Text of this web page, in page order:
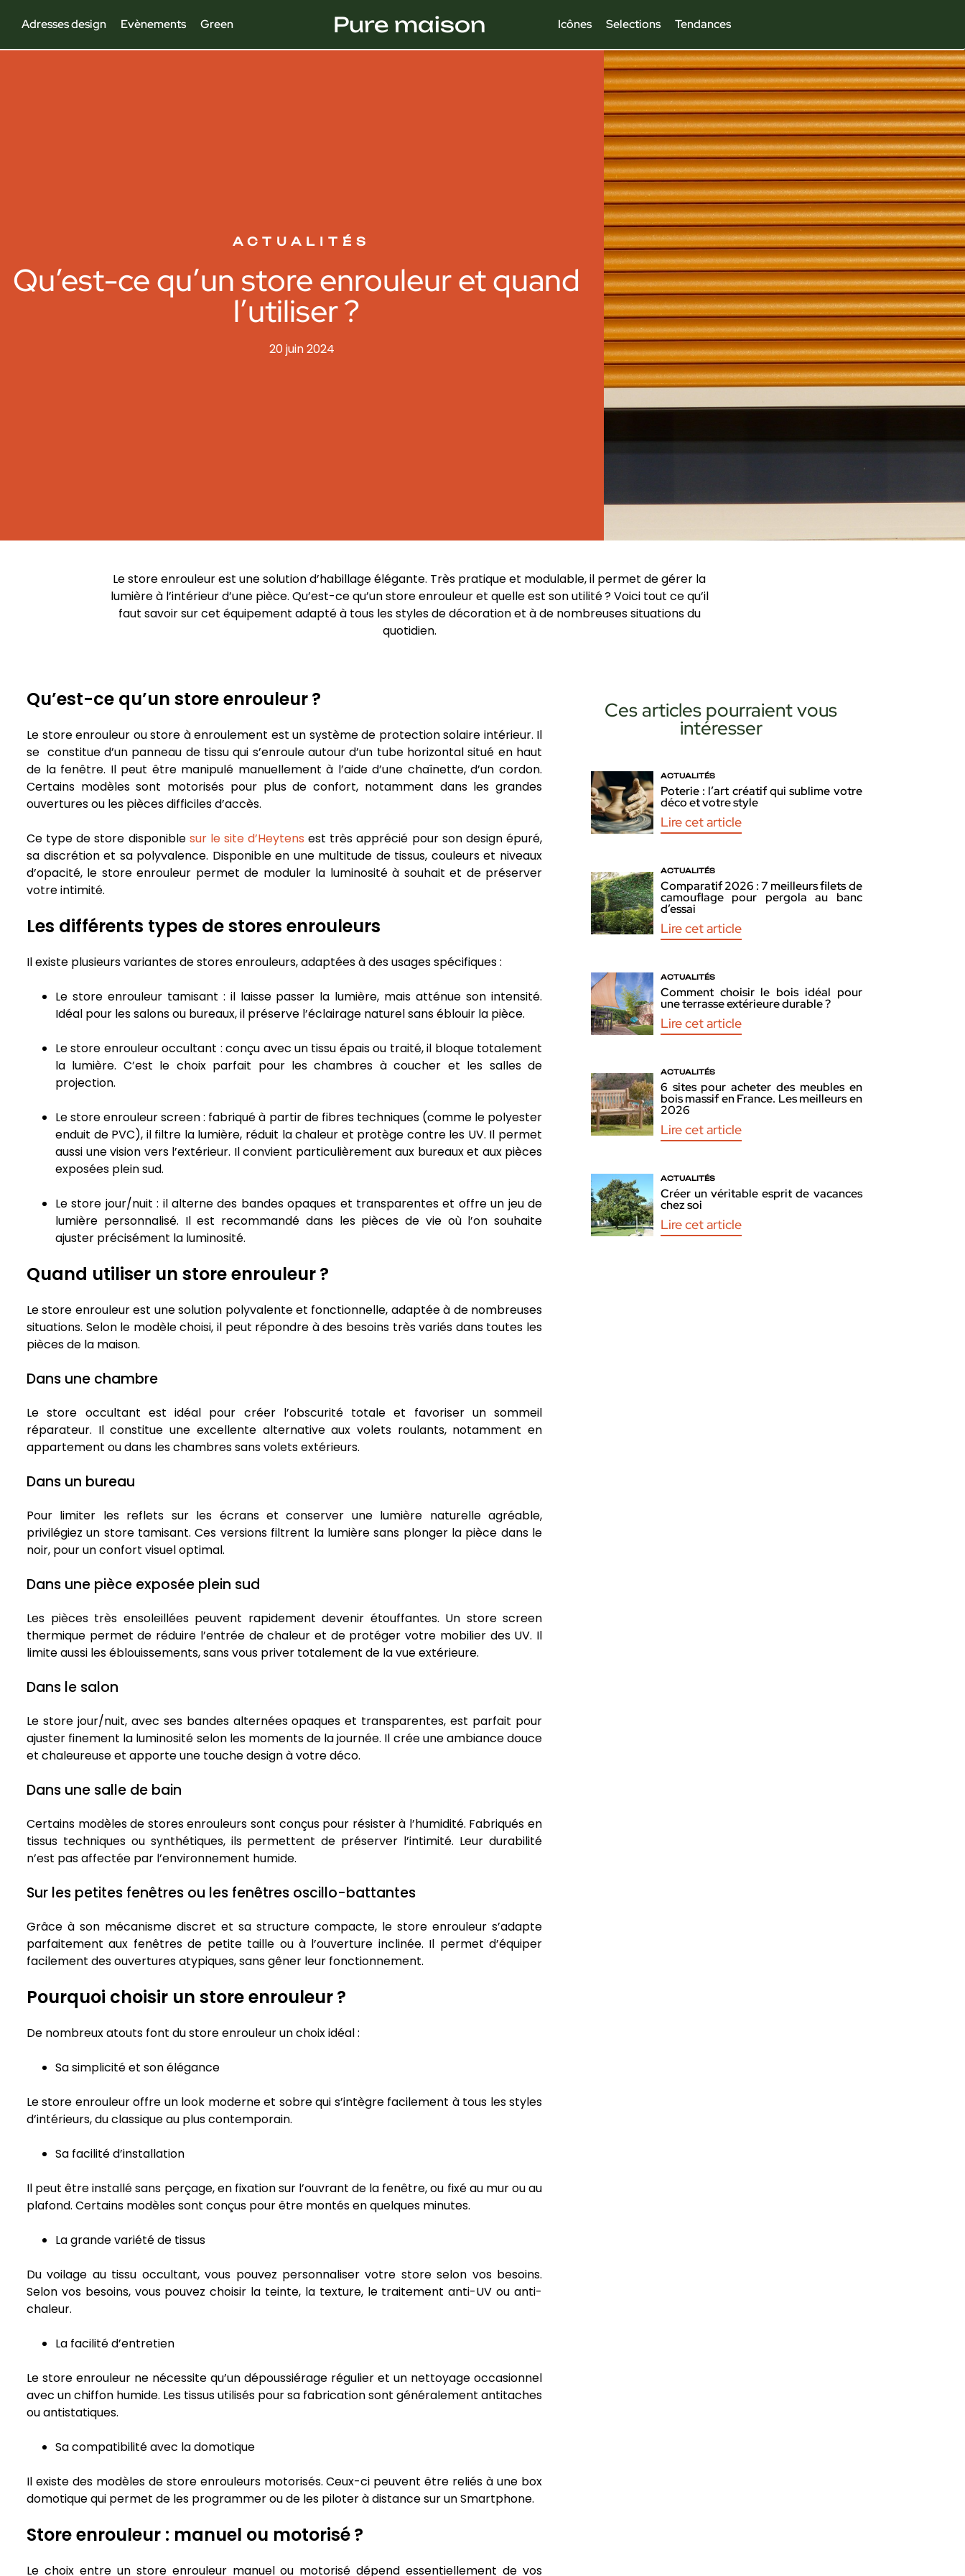
Adresses design Evènements Green Pure maison Icônes Selections Tendances
ACTUALITÉS
Qu’est-ce qu’un store enrouleur et quand
l’utiliser ?
20 juin 2024
Le store enrouleur est une solution d’habillage élégante. Très pratique et modulable, il permet de gérer la
lumière à l’intérieur d’une pièce. Qu’est-ce qu’un store enrouleur et quelle est son utilité ? Voici tout ce qu’il
faut savoir sur cet équipement adapté à tous les styles de décoration et à de nombreuses situations du
quotidien.
Qu’est-ce qu’un store enrouleur ?
Le store enrouleur ou store à enroulement est un système de protection solaire intérieur. Il
se constitue d’un panneau de tissu qui s’enroule autour d’un tube horizontal situé en haut
de la fenêtre. Il peut être manipulé manuellement à l’aide d’une chaînette, d’un cordon.
Certains modèles sont motorisés pour plus de confort, notamment dans les grandes
ouvertures ou les pièces difficiles d’accès.
Ce type de store disponible sur le site d’Heytens est très apprécié pour son design épuré,
sa discrétion et sa polyvalence. Disponible en une multitude de tissus, couleurs et niveaux
d’opacité, le store enrouleur permet de moduler la luminosité à souhait et de préserver
votre intimité.
Les différents types de stores enrouleurs
Il existe plusieurs variantes de stores enrouleurs, adaptées à des usages spécifiques :
Le store enrouleur tamisant : il laisse passer la lumière, mais atténue son intensité.
Idéal pour les salons ou bureaux, il préserve l’éclairage naturel sans éblouir la pièce.
Le store enrouleur occultant : conçu avec un tissu épais ou traité, il bloque totalement
la lumière. C’est le choix parfait pour les chambres à coucher et les salles de
projection.
Le store enrouleur screen : fabriqué à partir de fibres techniques (comme le polyester
enduit de PVC), il filtre la lumière, réduit la chaleur et protège contre les UV. Il permet
aussi une vision vers l’extérieur. Il convient particulièrement aux bureaux et aux pièces
exposées plein sud.
Le store jour/nuit : il alterne des bandes opaques et transparentes et offre un jeu de
lumière personnalisé. Il est recommandé dans les pièces de vie où l’on souhaite
ajuster précisément la luminosité.
Quand utiliser un store enrouleur ?
Le store enrouleur est une solution polyvalente et fonctionnelle, adaptée à de nombreuses
situations. Selon le modèle choisi, il peut répondre à des besoins très variés dans toutes les
pièces de la maison.
Dans une chambre
Le store occultant est idéal pour créer l’obscurité totale et favoriser un sommeil
réparateur. Il constitue une excellente alternative aux volets roulants, notamment en
appartement ou dans les chambres sans volets extérieurs.
Dans un bureau
Pour limiter les reflets sur les écrans et conserver une lumière naturelle agréable,
privilégiez un store tamisant. Ces versions filtrent la lumière sans plonger la pièce dans le
noir, pour un confort visuel optimal.
Dans une pièce exposée plein sud
Les pièces très ensoleillées peuvent rapidement devenir étouffantes. Un store screen
thermique permet de réduire l’entrée de chaleur et de protéger votre mobilier des UV. Il
limite aussi les éblouissements, sans vous priver totalement de la vue extérieure.
Dans le salon
Le store jour/nuit, avec ses bandes alternées opaques et transparentes, est parfait pour
ajuster finement la luminosité selon les moments de la journée. Il crée une ambiance douce
et chaleureuse et apporte une touche design à votre déco.
Dans une salle de bain
Certains modèles de stores enrouleurs sont conçus pour résister à l’humidité. Fabriqués en
tissus techniques ou synthétiques, ils permettent de préserver l’intimité. Leur durabilité
n’est pas affectée par l’environnement humide.
Sur les petites fenêtres ou les fenêtres oscillo-battantes
Grâce à son mécanisme discret et sa structure compacte, le store enrouleur s’adapte
parfaitement aux fenêtres de petite taille ou à l’ouverture inclinée. Il permet d’équiper
facilement des ouvertures atypiques, sans gêner leur fonctionnement.
Pourquoi choisir un store enrouleur ?
De nombreux atouts font du store enrouleur un choix idéal :
Sa simplicité et son élégance
Le store enrouleur offre un look moderne et sobre qui s’intègre facilement à tous les styles
d’intérieurs, du classique au plus contemporain.
Sa facilité d’installation
Il peut être installé sans perçage, en fixation sur l’ouvrant de la fenêtre, ou fixé au mur ou au
plafond. Certains modèles sont conçus pour être montés en quelques minutes.
La grande variété de tissus
Du voilage au tissu occultant, vous pouvez personnaliser votre store selon vos besoins.
Selon vos besoins, vous pouvez choisir la teinte, la texture, le traitement anti-UV ou anti-
chaleur.
La facilité d’entretien
Le store enrouleur ne nécessite qu’un dépoussiérage régulier et un nettoyage occasionnel
avec un chiffon humide. Les tissus utilisés pour sa fabrication sont généralement antitaches
ou antistatiques.
Sa compatibilité avec la domotique
Il existe des modèles de store enrouleurs motorisés. Ceux-ci peuvent être reliés à une box
domotique qui permet de les programmer ou de les piloter à distance sur un Smartphone.
Store enrouleur : manuel ou motorisé ?
Le choix entre un store enrouleur manuel ou motorisé dépend essentiellement de vos
Ces articles pourraient vous
intéresser
ACTUALITÉS
Poterie : l’art créatif qui sublime votre
déco et votre style
Lire cet article
ACTUALITÉS
Comparatif 2026 : 7 meilleurs filets de
camouflage pour pergola au banc
d’essai
Lire cet article
ACTUALITÉS
Comment choisir le bois idéal pour
une terrasse extérieure durable ?
Lire cet article
ACTUALITÉS
6 sites pour acheter des meubles en
bois massif en France. Les meilleurs en
2026
Lire cet article
ACTUALITÉS
Créer un véritable esprit de vacances
chez soi
Lire cet article